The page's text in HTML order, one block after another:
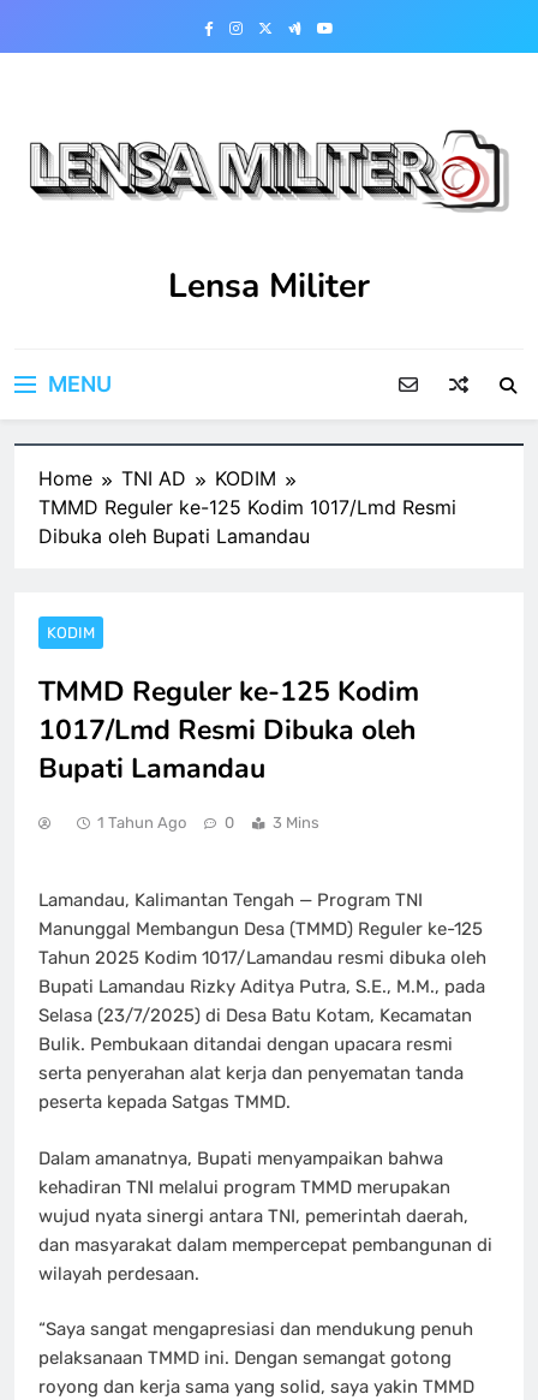
Lensa Militer
MENU
Home TNI AD
KODIM
TMMD Reguler ke-125 Kodim 1017/Lmd Resmi
Dibuka oleh Bupati Lamandau
KODIM
TMMD Reguler ke-125 Kodim
1017/Lmd Resmi Dibuka oleh
Bupati Lamandau
1 Tahun Ago 0 3 Mins
Lamandau, Kalimantan Tengah — Program TNI
Manunggal Membangun Desa (TMMD) Reguler ke-125
Tahun 2025 Kodim 1017/Lamandau resmi dibuka oleh
Bupati Lamandau Rizky Aditya Putra, S.E., M.M., pada
Selasa (23/7/2025) di Desa Batu Kotam, Kecamatan
Bulik. Pembukaan ditandai dengan upacara resmi
serta penyerahan alat kerja dan penyematan tanda
peserta kepada Satgas TMMD.
Dalam amanatnya, Bupati menyampaikan bahwa
kehadiran TNI melalui program TMMD merupakan
wujud nyata sinergi antara TNI, pemerintah daerah,
dan masyarakat dalam mempercepat pembangunan di
wilayah perdesaan.
“Saya sangat mengapresiasi dan mendukung penuh
pelaksanaan TMMD ini. Dengan semangat gotong
royong dan kerja sama yang solid, saya yakin TMMD